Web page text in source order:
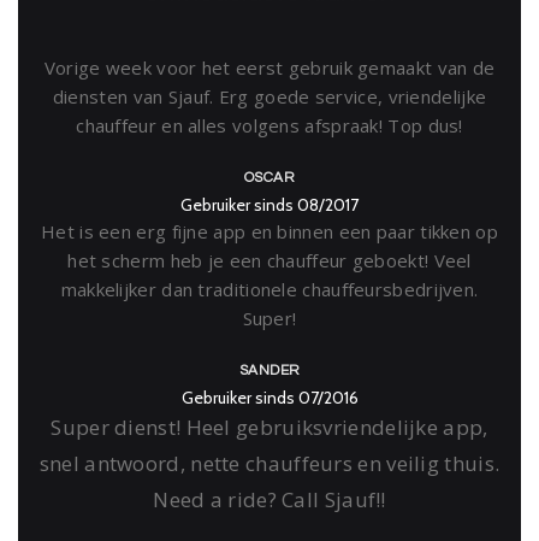
Vorige week voor het eerst gebruik gemaakt van de
diensten van Sjauf. Erg goede service, vriendelijke
chauffeur en alles volgens afspraak! Top dus!
OSCAR
Gebruiker sinds 08/2017
Het is een erg fijne app en binnen een paar tikken op
het scherm heb je een chauffeur geboekt! Veel
makkelijker dan traditionele chauffeursbedrijven.
Super!
SANDER
Gebruiker sinds 07/2016
Super dienst! Heel gebruiksvriendelijke app,
snel antwoord, nette chauffeurs en veilig thuis.
Need a ride? Call Sjauf!!